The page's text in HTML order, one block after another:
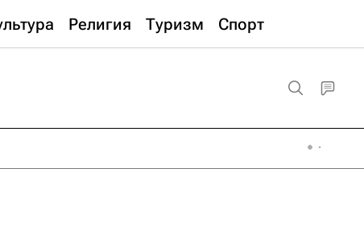
Религия Туризм Спорт